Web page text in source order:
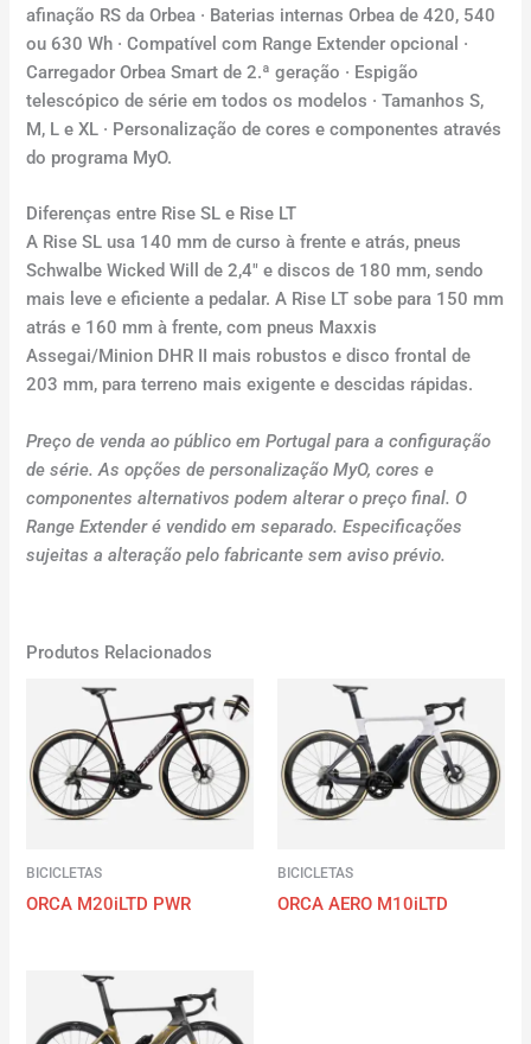
afinação RS da Orbea · Baterias internas Orbea de 420, 540
ou 630 Wh · Compatível com Range Extender opcional ·
Carregador Orbea Smart de 2.ª geração · Espigão
telescópico de série em todos os modelos · Tamanhos S,
M, L e XL · Personalização de cores e componentes através
do programa MyO.
Diferenças entre Rise SL e Rise LT
A Rise SL usa 140 mm de curso à frente e atrás, pneus
Schwalbe Wicked Will de 2,4″ e discos de 180 mm, sendo
mais leve e eficiente a pedalar. A Rise LT sobe para 150 mm
atrás e 160 mm à frente, com pneus Maxxis
Assegai/Minion DHR II mais robustos e disco frontal de
203 mm, para terreno mais exigente e descidas rápidas.
Preço de venda ao público em Portugal para a configuração
de série. As opções de personalização MyO, cores e
componentes alternativos podem alterar o preço final. O
Range Extender é vendido em separado. Especificações
sujeitas a alteração pelo fabricante sem aviso prévio.
Produtos Relacionados
BICICLETAS
ORCA M20iLTD PWR
BICICLETAS
ORCA AERO M10iLTD